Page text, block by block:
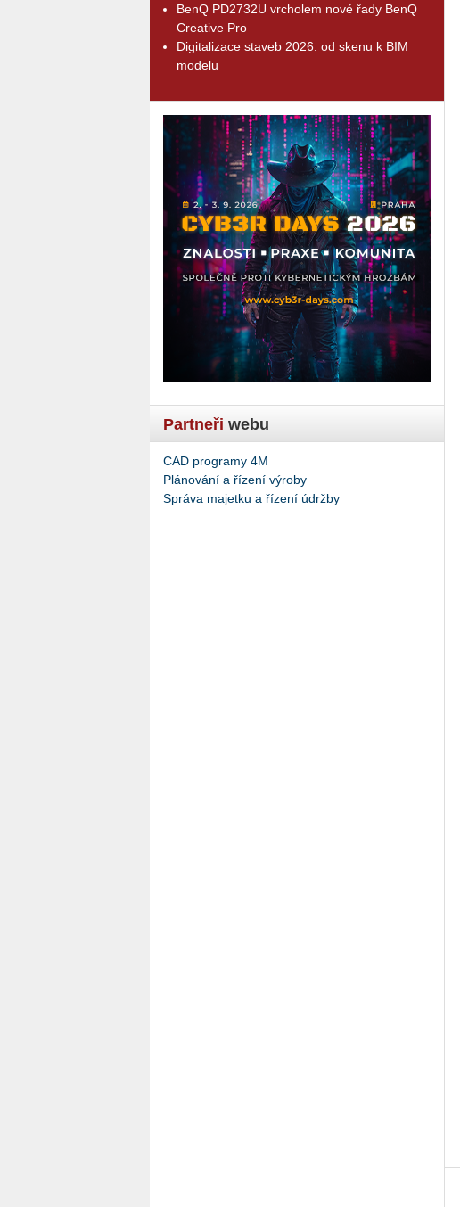
BenQ PD2732U vrcholem nové řady BenQ
Creative Pro
Digitalizace staveb 2026: od skenu k BIM
modelu
Partneři webu
CAD programy 4M
Plánování a řízení výroby
Správa majetku a řízení údržby